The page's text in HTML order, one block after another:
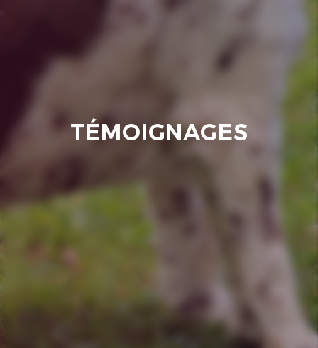
TÉMOIGNAGES